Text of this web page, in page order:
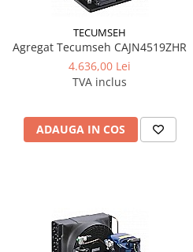
TECUMSEH
Agregat Tecumseh CAJN4519ZHR
4.636,00 Lei
TVA inclus
ADAUGA IN COS